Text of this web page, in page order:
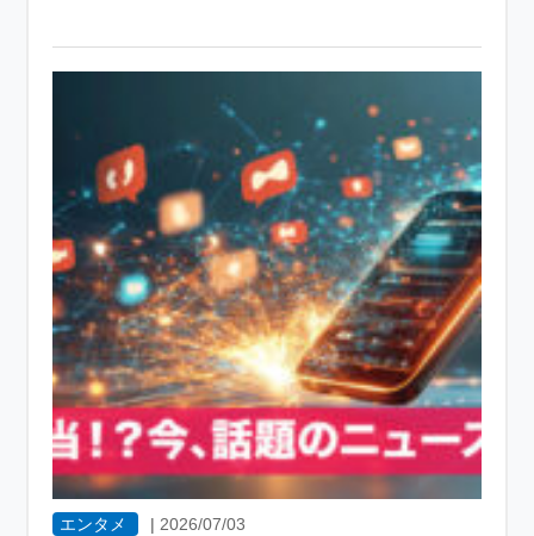
エンタメ | 2026/07/03